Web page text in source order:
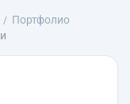
Портфолио